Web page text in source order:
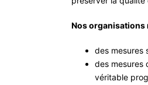
Nos organisations
des mesures
des mesures
véritable